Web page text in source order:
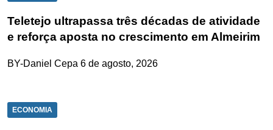
Teletejo ultrapassa três décadas de atividade
e reforça aposta no crescimento em Almeirim
BY-Daniel Cepa 6 de agosto, 2026
ECONOMIA